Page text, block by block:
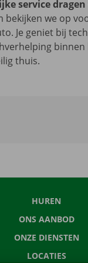
service
bekijken we op
Je geniet bij
binnen
thuis.
HUREN
ONS AANBOD
ONZE DIENSTEN
LOCATIES